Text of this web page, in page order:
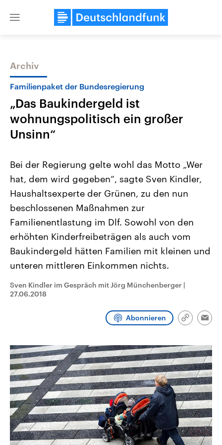
Close
Themen
2026
Alle Informationen
Sachsen-Anhalt wählt am 6.
September 2026 einen neuen
Landtag. Seit 2021 wird das
Bundesland von einer Koalition aus
CDU, SPD und FDP regiert.-
Umfragen, Prognosen,
und Hintergründe zu den Parteien
und Kandidaten der anstehenden
Wahl.
Aktuelle Beiträge,
Hintergründe
Wirtschaftlich und
gehören die Vereinigten
den mächtigsten Ländern
mit großem Einfluss auf
Sendungen Programm Podcasts
Archiv
Familienpaket der Bundesregierung
„Das Baukindergeld ist
wohnungspolitisch ein großer
Unsinn“
Bei der Regierung gelte wohl das Motto „Wer
hat, dem wird gegeben“, sagte Sven Kindler,
Haushaltsexperte der Grünen, zu den nun
beschlossenen Maßnahmen zur
Familienentlastung im Dlf. Sowohl von den
erhöhten Kinderfreibeträgen als auch vom
Baukindergeld hätten Familien mit kleinen und
unteren mittleren Einkommen nichts.
Sven Kindler im Gespräch mit Jörg Münchenberger |
27.06.2018
Abonnieren
Link